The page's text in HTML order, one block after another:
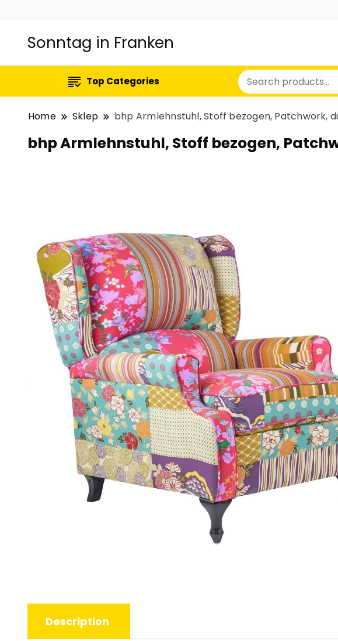
Sonntag in Franken
Top Categories
Home Sklep bhp Armlehnstuhl, Stoff bezogen, Patchwork,
bhp Armlehnstuhl, Stoff bezogen,
Description